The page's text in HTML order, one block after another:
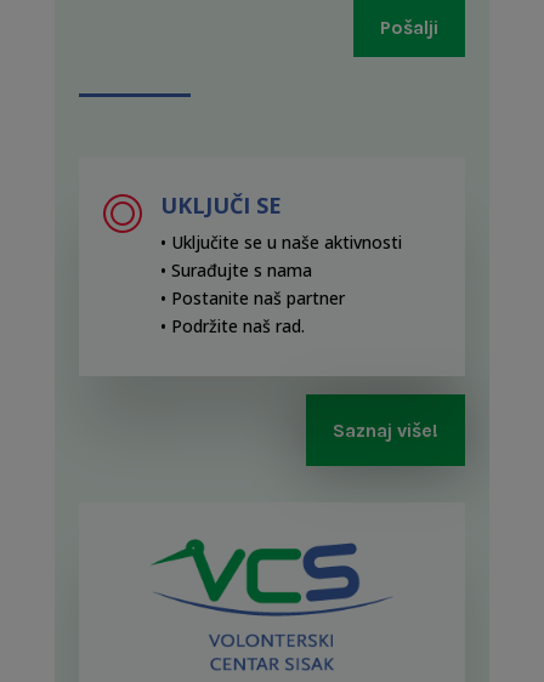
Pošalji
UKLJUČI SE
• Uključite se u naše aktivnosti
• Surađujte s nama
• Postanite naš partner
• Podržite naš rad.
Saznaj više!